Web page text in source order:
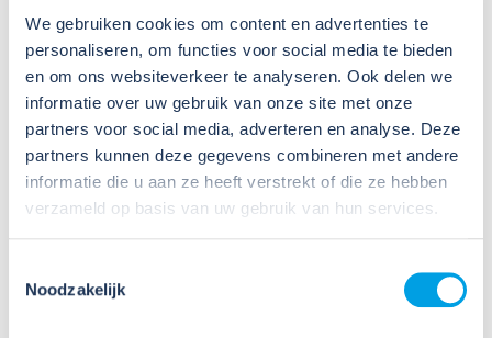
We gebruiken cookies om content en advertenties te
personaliseren, om functies voor social media te bieden
en om ons websiteverkeer te analyseren. Ook delen we
informatie over uw gebruik van onze site met onze
partners voor social media, adverteren en analyse. Deze
partners kunnen deze gegevens combineren met andere
informatie die u aan ze heeft verstrekt of die ze hebben
verzameld op basis van uw gebruik van hun services.
Noodzakelijk
Meer nieuws
Jul